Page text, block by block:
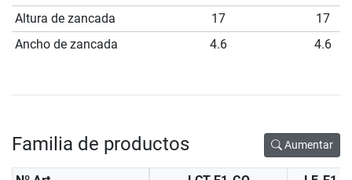
Altura de zancada
17
17
Ancho de zancada
4.6 4.6
Familia de productos Aumentar